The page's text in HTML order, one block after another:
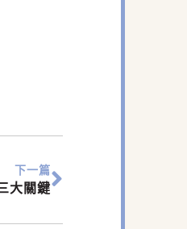
下一篇
大關鍵